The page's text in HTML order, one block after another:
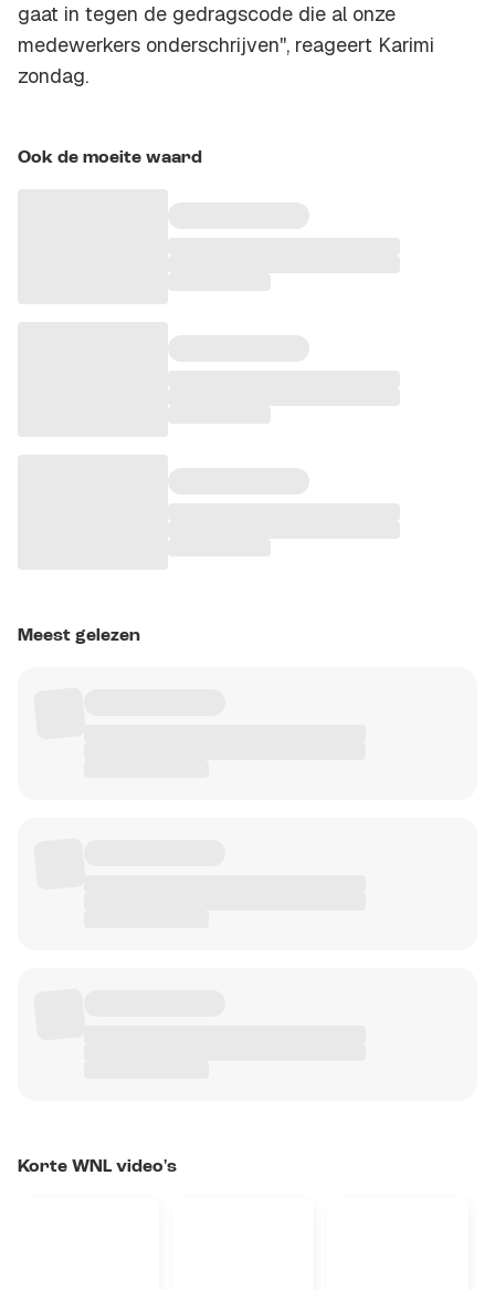
gaat in tegen de gedragscode die al onze
medewerkers onderschrijven'', reageert Karimi
zondag.
Ook de moeite waard
Meest gelezen
Korte WNL video's